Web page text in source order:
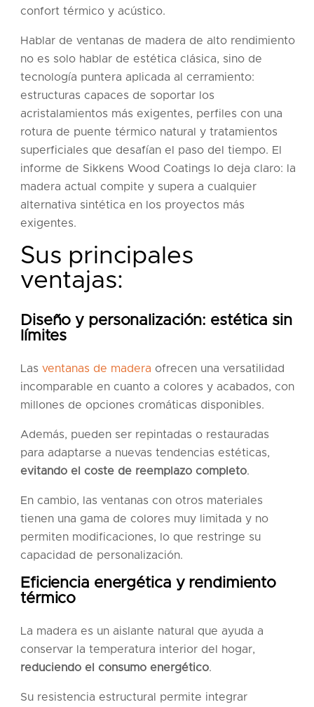
confort térmico y acústico.
Hablar de ventanas de madera de alto rendimiento
no es solo hablar de estética clásica, sino de
tecnología puntera aplicada al cerramiento:
estructuras capaces de soportar los
acristalamientos más exigentes, perfiles con una
rotura de puente térmico natural y tratamientos
superficiales que desafían el paso del tiempo. El
informe de Sikkens Wood Coatings lo deja claro: la
madera actual compite y supera a cualquier
alternativa sintética en los proyectos más
exigentes.
Sus principales
ventajas:
Diseño y personalización: estética sin
límites
Las ventanas de madera ofrecen una versatilidad
incomparable en cuanto a colores y acabados, con
millones de opciones cromáticas disponibles.
Además, pueden ser repintadas o restauradas
para adaptarse a nuevas tendencias estéticas,
evitando el coste de reemplazo completo.
En cambio, las ventanas con otros materiales
tienen una gama de colores muy limitada y no
permiten modificaciones, lo que restringe su
capacidad de personalización.
Eficiencia energética y rendimiento
térmico
La madera es un aislante natural que ayuda a
conservar la temperatura interior del hogar,
reduciendo el consumo energético.
Su resistencia estructural permite integrar